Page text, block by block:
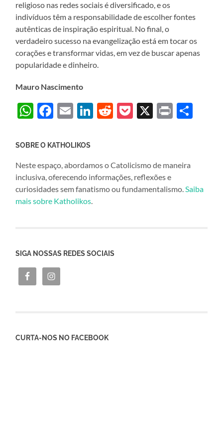
religioso nas redes sociais é diversificado, e os
indivíduos têm a responsabilidade de escolher fontes
autênticas de inspiração espiritual. No final, o
verdadeiro sucesso na evangelização está em tocar os
corações e transformar vidas, em vez de buscar apenas
popularidade e dinheiro.
Mauro Nascimento
WhatsApp
Facebook
EmailLinkedIn
Reddit
Pocket
X Print
SOBRE O KATHOLIKOS
Neste espaço, abordamos o Catolicismo de maneira
inclusiva, oferecendo informações, reflexões e
curiosidades sem fanatismo ou fundamentalismo. Saiba
mais sobre Katholikos
SIGA NOSSAS REDES SOCIAIS
CURTA-NOS NO FACEBOOK